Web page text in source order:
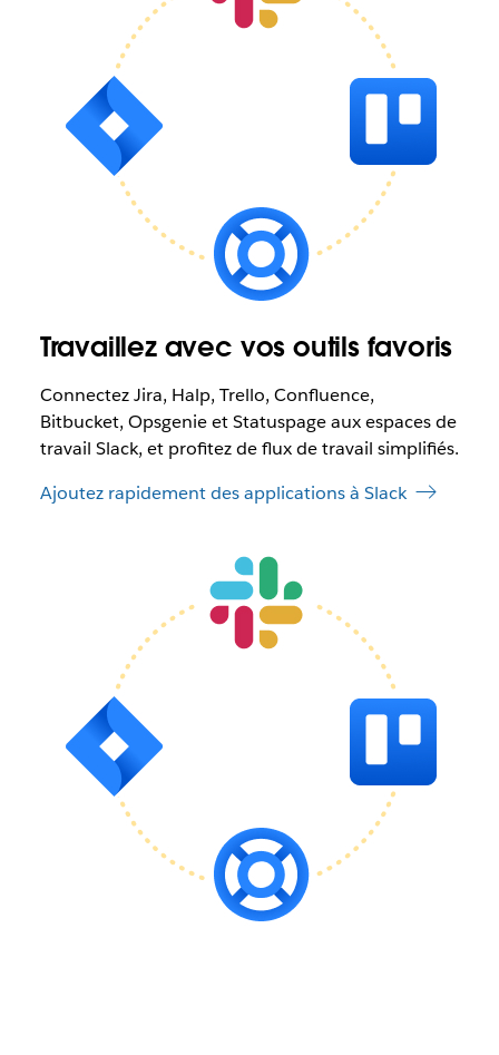
Travaillez avec vos outils favoris
Connectez Jira, Halp, Trello, Confluence,
Bitbucket, Opsgenie et Statuspage aux espaces de
travail Slack, et profitez de flux de travail simplifiés.
Ajoutez rapidement des applications à Slack